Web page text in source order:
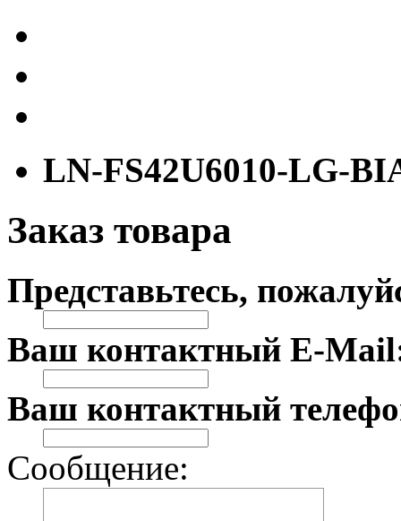
LN-FS42U6010-LG-
Заказ товара
Представьтесь,
Ваш контактный E-
Ваш контактный
Сообщение: